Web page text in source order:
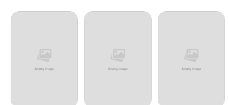
ตอนที่ 116
ตอนที่ 114 07/13/2025
ตอนที่ 113